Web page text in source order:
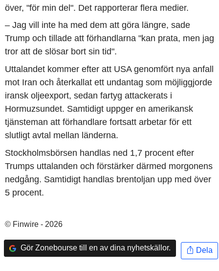
över, "för min del". Det rapporterar flera medier.
– Jag vill inte ha med dem att göra längre, sade
Trump och tillade att förhandlarna "kan prata, men jag
tror att de slösar bort sin tid".
Uttalandet kommer efter att USA genomfört nya anfall
mot Iran och återkallat ett undantag som möjliggjorde
iransk oljeexport, sedan fartyg attackerats i
Hormuzsundet. Samtidigt uppger en amerikansk
tjänsteman att förhandlare fortsatt arbetar för ett
slutligt avtal mellan länderna.
Stockholmsbörsen handlas ned 1,7 procent efter
Trumps uttalanden och förstärker därmed morgonens
nedgång. Samtidigt handlas brentoljan upp med över
5 procent.
© Finwire - 2026
Gör Zonebourse till en av dina nyhetskällor. Dela